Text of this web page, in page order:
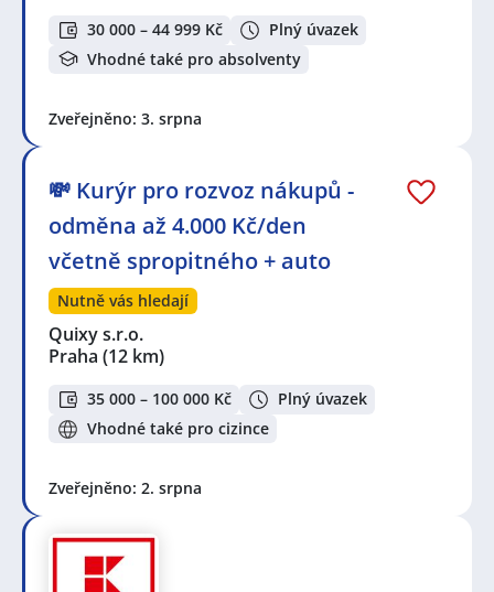
30 000 – 44 999 Kč
Plný úvazek
Vhodné také pro absolventy
Zveřejněno: 3. srpna
💸 Kurýr pro rozvoz nákupů -
odměna až 4.000 Kč/den
včetně spropitného + auto
Nutně vás hledají
Quixy s.r.o.
Praha (12 km)
35 000 – 100 000 Kč
Plný úvazek
Vhodné také pro cizince
Zveřejněno: 2. srpna